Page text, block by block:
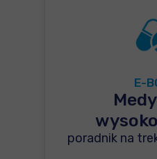
E-
poradnik na